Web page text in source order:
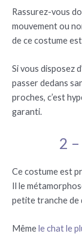
Rassurez-vous
mouvement ou
de ce costume
Si vous disposez
passer dedans
proches, c’est
garanti.
2
Ce costume est
Il le
petite tranche de
Mêmele chat le